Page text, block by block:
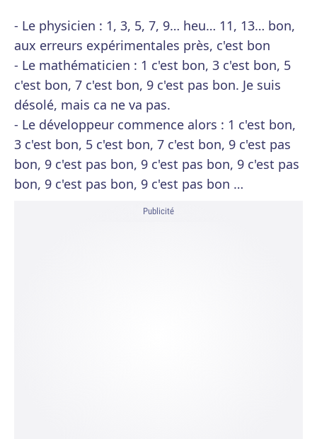
- Le physicien : 1, 3, 5, 7, 9… heu… 11, 13… bon,
aux erreurs expérimentales près, c'est bon
- Le mathématicien : 1 c'est bon, 3 c'est bon, 5
c'est bon, 7 c'est bon, 9 c'est pas bon. Je suis
désolé, mais ca ne va pas.
- Le développeur commence alors : 1 c'est bon,
3 c'est bon, 5 c'est bon, 7 c'est bon, 9 c'est pas
bon, 9 c'est pas bon, 9 c'est pas bon, 9 c'est pas
bon, 9 c'est pas bon, 9 c'est pas bon …
Publicité